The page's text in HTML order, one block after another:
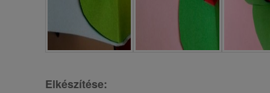
Elkészítése: